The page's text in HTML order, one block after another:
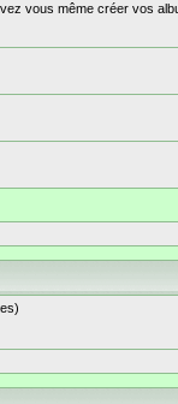
vous même créer vos